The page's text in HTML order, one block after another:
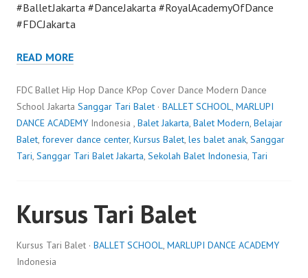
#BalletJakarta #DanceJakarta #RoyalAcademyOfDance
#FDCJakarta
READ MORE
FDC Ballet Hip Hop Dance KPop Cover Dance Modern Dance
School Jakarta Sanggar Tari Balet · BALLET SCHOOL, MARLUPI
DANCE ACADEMY Indonesia , Balet Jakarta, Balet Modern, Belajar
Balet, forever dance center, Kursus Balet, les balet anak, Sanggar
Tari, Sanggar Tari Balet Jakarta, Sekolah Balet Indonesia, Tari
Kursus Tari Balet
Kursus Tari Balet · BALLET SCHOOL, MARLUPI DANCE ACADEMY
Indonesia